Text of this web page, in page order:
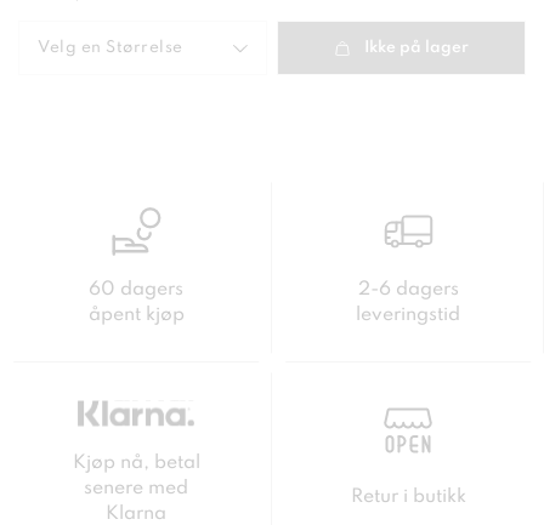
Velg en Størrelse Ikke på lager
60 dagers
åpent kjøp
2-6 dagers
leveringstid
Kjøp nå, betal
senere med
Klarna
Retur i butikk